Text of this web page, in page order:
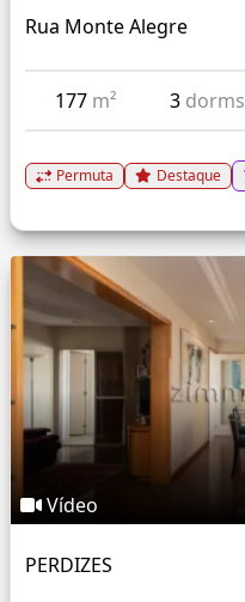
Rua Monte Alegre
177 m² 3 dorms
Permuta Destaque
Vídeo
PERDIZES